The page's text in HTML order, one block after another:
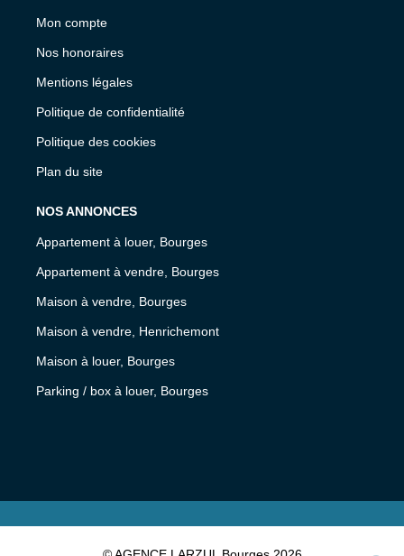
Mon compte
Nos honoraires
Mentions légales
Politique de confidentialité
Politique des cookies
Plan du site
NOS ANNONCES
Appartement à louer, Bourges
Appartement à vendre, Bourges
Maison à vendre, Bourges
Maison à vendre, Henrichemont
Maison à louer, Bourges
Parking / box à louer, Bourges